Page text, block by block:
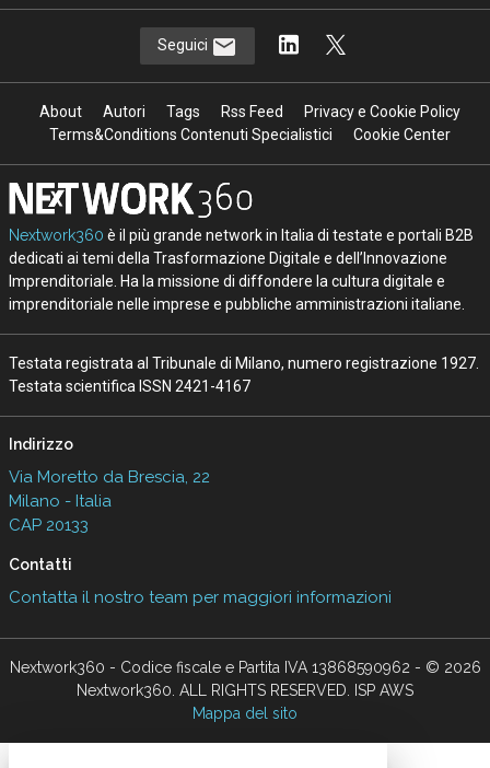
Seguici
About Autori Tags Rss Feed
Privacy e Cookie Policy
Terms&Conditions Contenuti Specialistici
Cookie Center
Nextwork360 è il più grande network in Italia di testate e portali B2B
dedicati ai temi della Trasformazione Digitale e dell’Innovazione
Imprenditoriale. Ha la missione di diffondere la cultura digitale e
imprenditoriale nelle imprese e pubbliche amministrazioni italiane.
Testata registrata al Tribunale di Milano, numero registrazione 1927.
Testata scientifica ISSN 2421-4167
Indirizzo
Via Moretto da Brescia, 22
Milano - Italia
CAP 20133
Contatti
Contatta il nostro team per maggiori informazioni
Nextwork360 - Codice fiscale e Partita IVA 13868590962 - © 2026
Nextwork360. ALL RIGHTS RESERVED. ISP AWS
Mappa del sito